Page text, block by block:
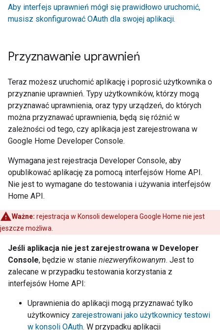
Aby interfejs uprawnień mógł się prawidłowo uruchomić,
musisz skonfigurować OAuth dla swojej aplikacji.
Przyznawanie uprawnień
Teraz możesz uruchomić aplikację i poprosić użytkownika o
przyznanie uprawnień. Typy użytkowników, którzy mogą
przyznawać uprawnienia, oraz typy urządzeń, do których
można przyznawać uprawnienia, będą się różnić w
zależności od tego, czy aplikacja jest zarejestrowana w
Google Home Developer Console.
Wymagana jest rejestracja Developer Console, aby
opublikować aplikację za pomocą interfejsów Home API.
Nie jest to wymagane do testowania i używania interfejsów
Home API.
Ważne: rejestracja w Konsoli dewelopera Google Home nie jest
jeszcze możliwa.
Jeśli aplikacja nie jest zarejestrowana w Developer
Console, będzie w stanie niezweryfikowanym. Jest to
zalecane w przypadku testowania korzystania z
interfejsów Home API:
Uprawnienia do aplikacji mogą przyznawać tylko
użytkownicy zarejestrowani jako użytkownicy testowi
w konsoli OAuth. W przypadku aplikacji